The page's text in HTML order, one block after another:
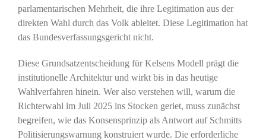
parlamentarischen Mehrheit, die ihre Legitimation aus der
direkten Wahl durch das Volk ableitet. Diese Legitimation hat
das Bundesverfassungsgericht nicht.
Diese Grundsatzentscheidung für Kelsens Modell prägt die
institutionelle Architektur und wirkt bis in das heutige
Wahlverfahren hinein. Wer also verstehen will, warum die
Richterwahl im Juli 2025 ins Stocken geriet, muss zunächst
begreifen, wie das Konsensprinzip als Antwort auf Schmitts
Politisierungswarnung konstruiert wurde. Die erforderliche